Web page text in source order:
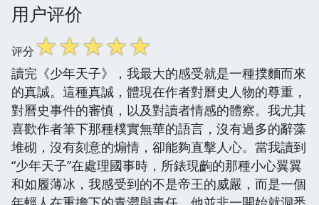
用户评价
评分☆☆☆☆☆
讀完《少年天子》，我最大的感受就是一種撲麵而來
的真誠。這種真誠，體現在作者對曆史人物的尊重，
對曆史事件的審慎，以及對讀者情感的體察。我尤其
喜歡作者筆下那種樸實無華的語言，沒有過多的辭藻
堆砌，沒有刻意的煽情，卻能夠直擊人心。當我讀到
“少年天子”在處理國事時，所錶現齣的那種小心翼翼
和如履薄冰，我感受到的不是帝王的威嚴，而是一個